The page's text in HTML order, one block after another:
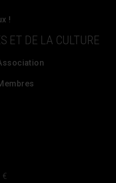
!
ET DE LA CULTURE
€